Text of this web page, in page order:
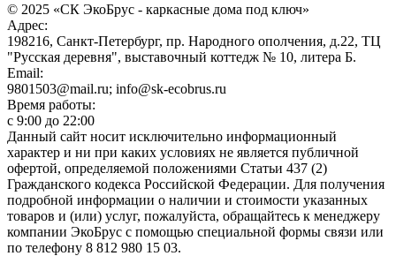
© 2025 «СК ЭкоБрус - каркасные дома под ключ»
Адрес:
198216, Санкт-Петербург, пр. Народного ополчения, д.22, ТЦ
"Русская деревня", выставочный коттедж № 10, литера Б.
Email:
9801503@mail.ru; info@sk-ecobrus.ru
Время работы:
c 9:00 до 22:00
Данный сайт носит исключительно информационный
характер и ни при каких условиях не является публичной
офертой, определяемой положениями Статьи 437 (2)
Гражданского кодекса Российской Федерации. Для получения
подробной информации о наличии и стоимости указанных
товаров и (или) услуг, пожалуйста, обращайтесь к менеджеру
компании ЭкоБрус с помощью специальной формы связи или
по телефону 8 812 980 15 03.